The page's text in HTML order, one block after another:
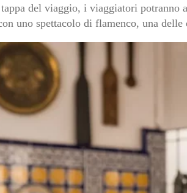
del viaggio, i viaggiatori potranno
uno spettacolo di flamenco, una